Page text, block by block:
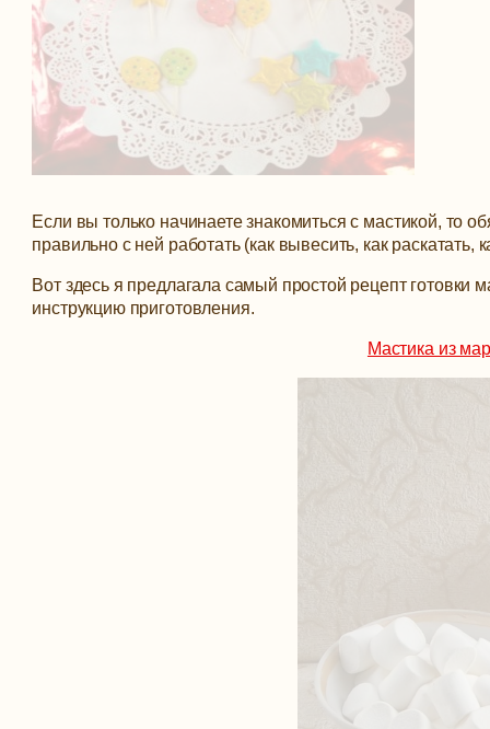
Если вы только начинаете знакомиться с мастикой, то
правильно с ней работать (как вывесить, как раскатать,
Вот здесь я предлагала самый простой рецепт
инструкцию приготовления.
Мастика из